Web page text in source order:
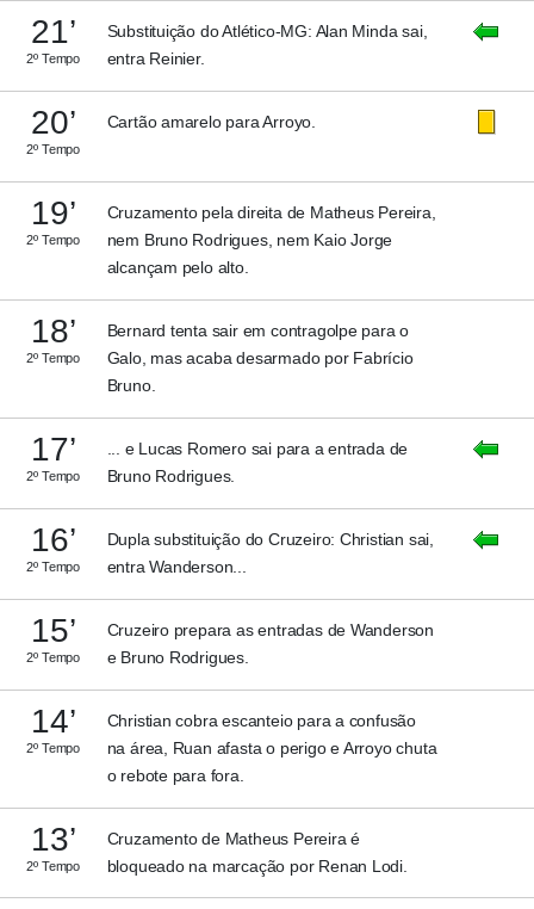
21’
2º Tempo
Substituição do Atlético-MG: Alan Minda sai,
entra Reinier.
20’
2º Tempo
Cartão amarelo para Arroyo.
19’
2º Tempo
Cruzamento pela direita de Matheus Pereira,
nem Bruno Rodrigues, nem Kaio Jorge
alcançam pelo alto.
18’
2º Tempo
Bernard tenta sair em contragolpe para o
Galo, mas acaba desarmado por Fabrício
Bruno.
17’
2º Tempo
... e Lucas Romero sai para a entrada de
Bruno Rodrigues.
16’
2º Tempo
Dupla substituição do Cruzeiro: Christian sai,
entra Wanderson...
15’
2º Tempo
Cruzeiro prepara as entradas de Wanderson
e Bruno Rodrigues.
14’
2º Tempo
Christian cobra escanteio para a confusão
na área, Ruan afasta o perigo e Arroyo chuta
o rebote para fora.
13’
2º Tempo
Cruzamento de Matheus Pereira é
bloqueado na marcação por Renan Lodi.